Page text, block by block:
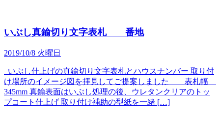
いぶし真鍮切り文字表札 番地
2019/10/8 火曜日
いぶし仕上げの真鍮切り文字表札とハウスナンバー 取り付
け場所のイメージ図を拝見してご提案しました 表札幅
345mm 真鍮表面はいぶし処理の後、ウレタンクリアのトッ
プコート仕上げ 取り付け補助の型紙を一緒 […]